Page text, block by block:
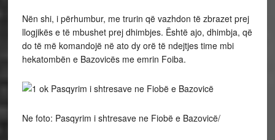
Nën shi, i përhumbur, me trurin që vazhdon të zbrazet prej
llogjikës e të mbushet prej dhimbjes. Është ajo, dhimbja, që
do të më komandojë në ato dy orë të ndejtjes time mbi
hekatombën e Bazovicës me emrin Foiba.
Ne foto: Pasqyrim i shtresave ne Fiobë e Bazovicë/